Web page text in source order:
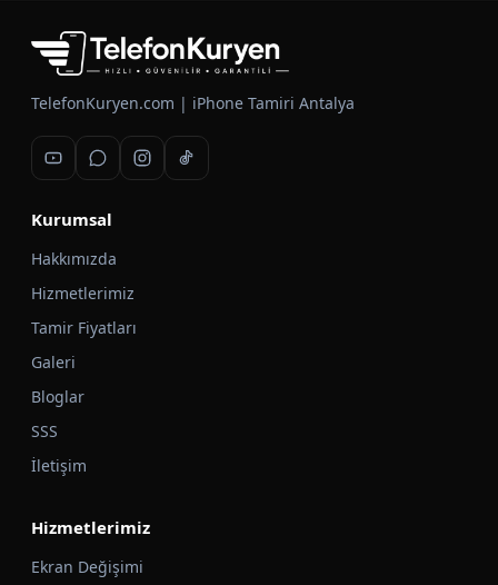
TelefonKuryen.com | iPhone Tamiri Antalya
Kurumsal
Hakkımızda
Hizmetlerimiz
Tamir Fiyatları
Galeri
Bloglar
SSS
İletişim
Hizmetlerimiz
Ekran Değişimi